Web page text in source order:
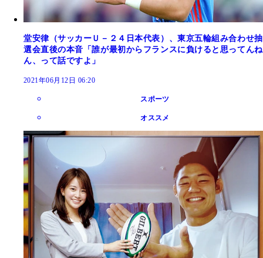
堂安律（サッカーＵ－２４日本代表）、東京五輪組み合わせ抽
選会直後の本音「誰が最初からフランスに負けると思ってんね
ん、って話ですよ」
2021年06月12日 06:20
スポーツ
オススメ